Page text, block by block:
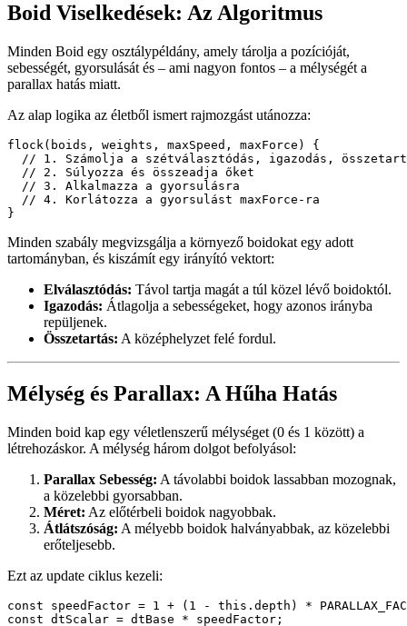
igazítva, így a raj valóban 3D-s hatást kelt. Ez a VR minden
Reszponzívvá és Szórakoztatóvá Téve!
Görgetés Alapú Elhalványulás:AuseScroll()
useTransform()segítségével a raj elhalványul görgetéskor,
így sosem marad tolakodó.
Mutató Interakció:Egérrel vagy ujjaddal húzva új boidot
generálsz a kurzor helyén. Mert ki ne akarna rajúr lenni?
Véletlenszerű Rajelhelyezés:Komponens betöltésekor a
szétterjedve.
Példa boid spawnolásra:
for (let j = 0; j < groupSize; j++) {
  const ang = Math.random() * Math.PI * 2;
  const rad = Math.random() * SPAWN_RADIUS;
  boidsRef.current.push(
  );
Optimalizációk és Fejlesztői Tippek
használunk, hogy szüneteltessük az frissítéseket, amikor a
komponens nincs láthatóan, ezzel CPU-t és akkumulátoridőt
spórolva mobilfelhasználóidnak (vagy a laptop
ventilátorának).
Hatékony Állapotkezelés:
állapotot, amikor tényleg szükséges, minimálisra csökkentve a
rendereléseket.
Motion Values:
A Framer MotionmotionValue-ját és
animált<motion.div>
-eket használva selymesen sima DOM